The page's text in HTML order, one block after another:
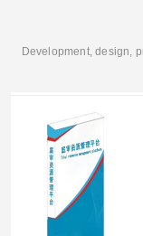
Development, design,